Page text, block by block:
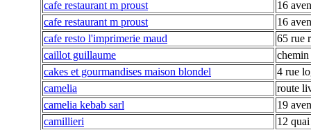
cafe restaurant m proust
16
cafe restaurant m proust
16
cafe resto l'imprimerie maud
65 rue
caillot guillaume
cakes et gourmandises maison blondel
4 rue
camelia
route
camelia kebab sarl
19
camillieri
12